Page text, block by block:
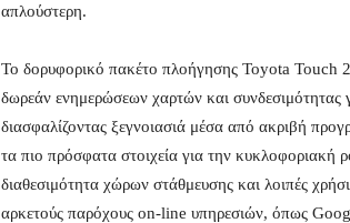
απλούστερη.
Το δορυφορικό πακέτο πλοήγησης Toyota Touch
δωρεάν ενημερώσεων χαρτών και συνδεσιμότητας
διασφαλίζοντας ξεγνοιασιά μέσα από ακριβή
τα πιο πρόσφατα στοιχεία για την κυκλοφοριακή
διαθεσιμότητα χώρων στάθμευσης και λοιπές
αρκετούς παρόχους on-line υπηρεσιών, όπως